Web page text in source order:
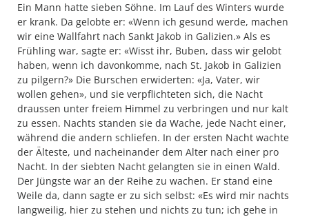
Ein Mann hatte sieben Söhne. Im Lauf des Winters wurde
er krank. Da gelobte er: «Wenn ich gesund werde, machen
wir eine Wallfahrt nach Sankt Jakob in Galizien.» Als es
Frühling war, sagte er: «Wisst ihr, Buben, dass wir gelobt
haben, wenn ich davonkomme, nach St. Jakob in Galizien
zu pilgern?» Die Burschen erwiderten: «Ja, Vater, wir
wollen gehen», und sie verpflichteten sich, die Nacht
draussen unter freiem Himmel zu verbringen und nur kalt
zu essen. Nachts standen sie da Wache, jede Nacht einer,
während die andern schliefen. In der ersten Nacht wachte
der Älteste, und nacheinander dem Alter nach einer pro
Nacht. In der siebten Nacht gelangten sie in einen Wald.
Der Jüngste war an der Reihe zu wachen. Er stand eine
Weile da, dann sagte er zu sich selbst: «Es wird mir nachts
langweilig, hier zu stehen und nichts zu tun; ich gehe in